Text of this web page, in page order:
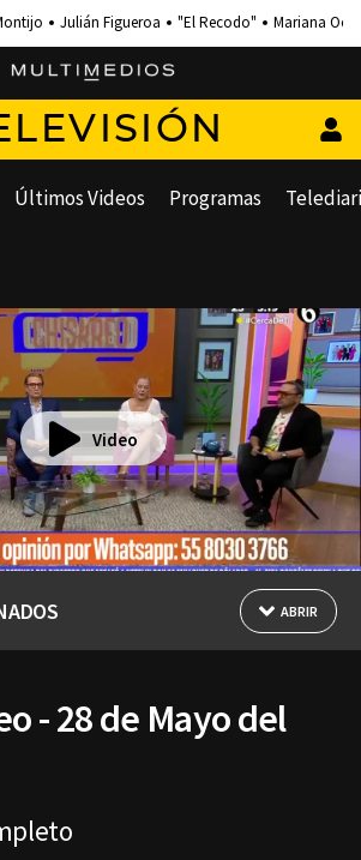
Julián Figueroa "El Recodo" Mariana
Últimos Videos Programas
Video
ABRIR
- 28 de Mayo del